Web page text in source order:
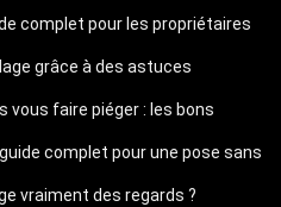
complet pour les propriétaires
grâce à des astuces
vous faire piéger : les bons
complet pour une pose sans
vraiment des regards ?